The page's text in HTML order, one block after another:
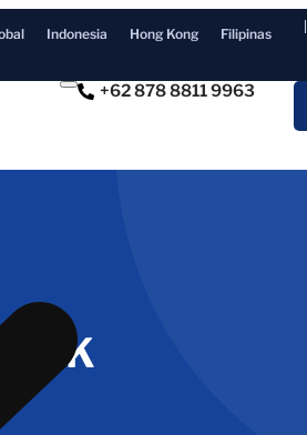
Indonesia Hong Kong Filipinas
+62 878 8811 9963